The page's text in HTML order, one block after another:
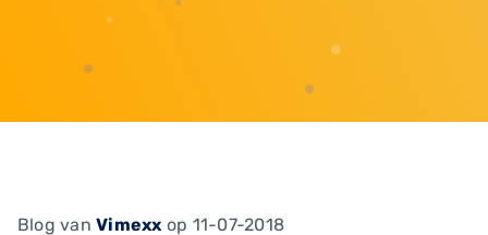
Blog vanVimexx op 11-07-2018